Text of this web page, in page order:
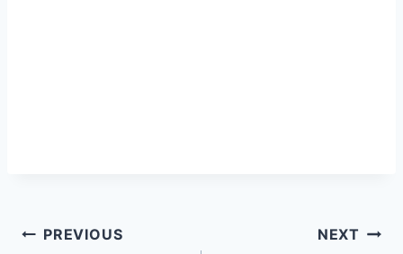
PREVIOUS NEXT